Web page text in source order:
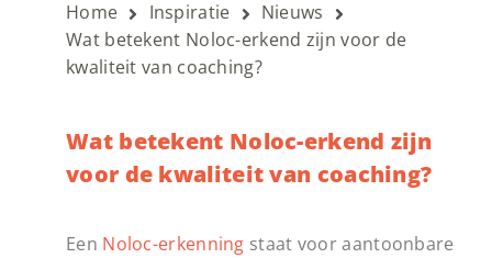
Home Inspiratie
Nieuws
Wat betekent Noloc-erkend zijn voor de
kwaliteit van coaching?
Wat betekent Noloc-erkend zijn
voor de kwaliteit van coaching?
Een Noloc-erkenning staat voor aantoonbare